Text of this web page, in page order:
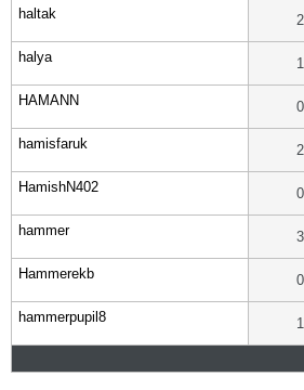
haltak
halya
HAMANN
hamisfaruk
HamishN402
hammer
Hammerekb
hammerpupil8